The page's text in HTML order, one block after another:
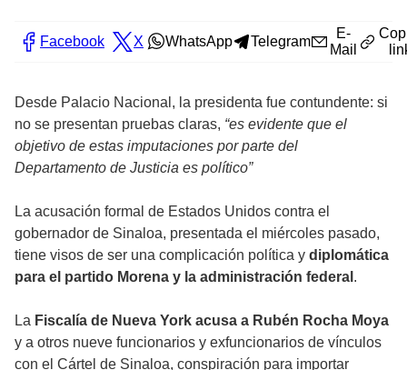
Facebook X WhatsApp Telegram
E-
Mail
Desde Palacio Nacional, la presidenta fue contundente: si
no se presentan pruebas claras, “es evidente que el
objetivo de estas imputaciones por parte del
Departamento de Justicia es político”
La acusación formal de Estados Unidos contra el
gobernador de Sinaloa, presentada el miércoles pasado,
tiene visos de ser una complicación política y diplomática
para el partido Morena y la administración federal .
La Fiscalía de Nueva York acusa a Rubén Rocha Moya
y a otros nueve funcionarios y exfuncionarios de vínculos
con el Cártel de Sinaloa, conspiración para importar